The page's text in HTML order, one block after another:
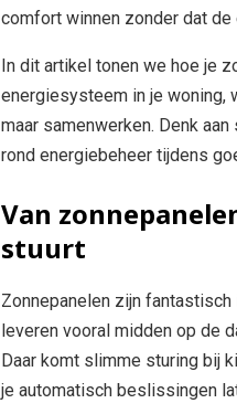
comfort winnen zonder dat
In dit artikel tonen we hoe je
energiesysteem in je woning,
maar samenwerken. Denk
rond energiebeheer tijdens
Van
stuurt
Zonnepanelen zijn
leveren vooral midden op de
Daar komt slimme sturing bij
je automatisch beslissingen